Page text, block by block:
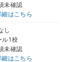
未確認
はこちら
し
ル1校
未確認
はこちら